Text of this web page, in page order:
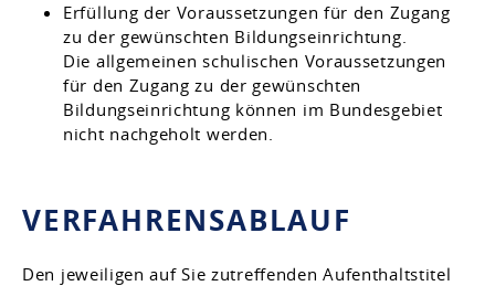
Erfüllung der Voraussetzungen für den Zugang
zu der gewünschten Bildungseinrichtung.
Die allgemeinen schulischen Voraussetzungen
für den Zugang zu der gewünschten
Bildungseinrichtung können im Bundesgebiet
nicht nachgeholt werden.
VERFAHRENSABLAUF
Den jeweiligen auf Sie zutreffenden Aufenthaltstitel